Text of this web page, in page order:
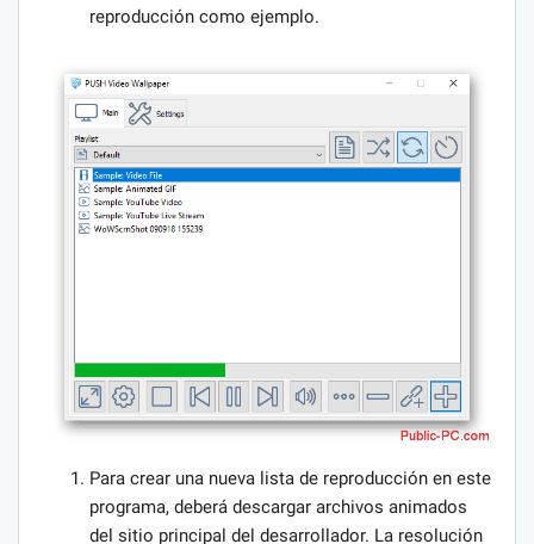
reproducción como ejemplo.
Para crear una nueva lista de reproducción en este
programa, deberá descargar archivos animados
del sitio principal del desarrollador. La resolución